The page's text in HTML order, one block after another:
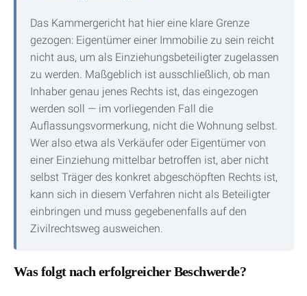
Das Kammergericht hat hier eine klare Grenze
gezogen: Eigentümer einer Immobilie zu sein reicht
nicht aus, um als Einziehungsbeteiligter zugelassen
zu werden. Maßgeblich ist ausschließlich, ob man
Inhaber genau jenes Rechts ist, das eingezogen
werden soll — im vorliegenden Fall die
Auflassungsvormerkung, nicht die Wohnung selbst.
Wer also etwa als Verkäufer oder Eigentümer von
einer Einziehung mittelbar betroffen ist, aber nicht
selbst Träger des konkret abgeschöpften Rechts ist,
kann sich in diesem Verfahren nicht als Beteiligter
einbringen und muss gegebenenfalls auf den
Zivilrechtsweg ausweichen.
Was folgt nach erfolgreicher Beschwerde?